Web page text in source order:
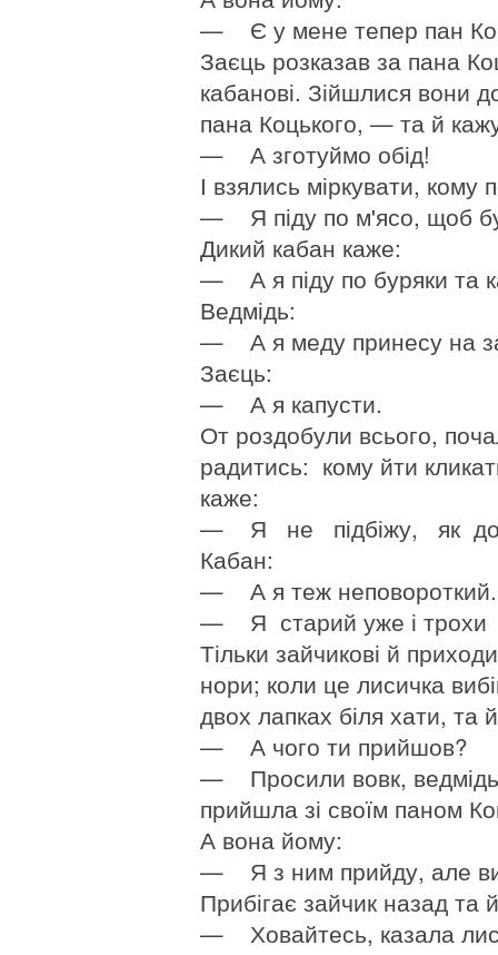
— Є у мене тепер пан
Заєць розказав за пана
кабанові. Зійшлися вони
пана Коцького, — та й
— А зготуймо обід!
І взялись міркувати,
— Я піду по м'ясо, щоб
Дикий кабан каже:
— А я піду по буряки та
Ведмідь:
— А я меду принесу на
Заєць:
— А я капусти.
От роздобули всього,
радитись: кому йти
каже:
— Я не підбіжу, як
Кабан:
— А я теж
— Я старий уже і трохи
Тільки зайчикові й
нори; коли це лисичка
двох лапках біля хати, та
— А чого ти прийшов?
— Просили вовк,
прийшла зі своїм паном
А вона йому:
— Я з ним прийду, але ви
Прибігає зайчик назад та
— Ховайтесь, казала